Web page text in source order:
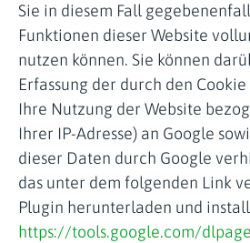
Sie in diesem Fall
Funktionen dieser Website
nutzen können. Sie können
Erfassung der durch den
Ihre Nutzung der Website
Ihrer IP-Adresse) an Google
dieser Daten durch Google
das unter dem folgenden Link
Plugin herunterladen und
https://tools.google.com/